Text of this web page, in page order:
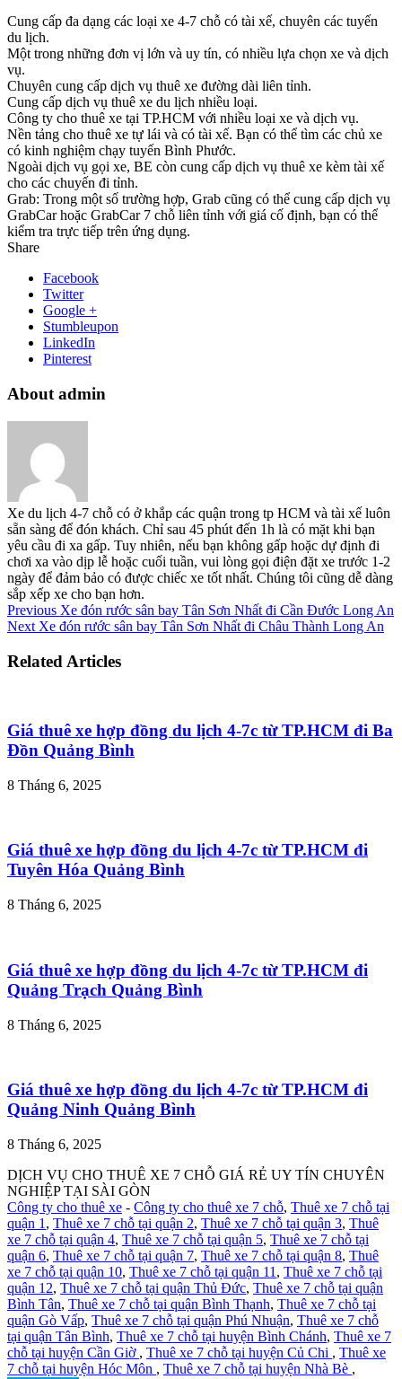
Cung cấp đa dạng các loại xe 4-7 chỗ có tài xế, chuyên các tuyến
du lịch.
Một trong những đơn vị lớn và uy tín, có nhiều lựa chọn xe và dịch
vụ.
Chuyên cung cấp dịch vụ thuê xe đường dài liên tỉnh.
Cung cấp dịch vụ thuê xe du lịch nhiều loại.
Công ty cho thuê xe tại TP.HCM với nhiều loại xe và dịch vụ.
Nền tảng cho thuê xe tự lái và có tài xế. Bạn có thể tìm các chủ xe
có kinh nghiệm chạy tuyến Bình Phước.
Ngoài dịch vụ gọi xe, BE còn cung cấp dịch vụ thuê xe kèm tài xế
cho các chuyến đi tỉnh.
Grab: Trong một số trường hợp, Grab cũng có thể cung cấp dịch vụ
GrabCar hoặc GrabCar 7 chỗ liên tỉnh với giá cố định, bạn có thể
kiểm tra trực tiếp trên ứng dụng.
Share
Facebook
Twitter
Google +
Stumbleupon
LinkedIn
Pinterest
About admin
Xe du lịch 4-7 chỗ có ở khắp các quận trong tp HCM và tài xế luôn
sẵn sàng để đón khách. Chỉ sau 45 phút đến 1h là có mặt khi bạn
yêu cầu đi xa gấp. Tuy nhiên, nếu bạn không gấp hoặc dự định đi
chơi xa vào dịp lễ hoặc cuối tuần, vui lòng gọi điện đặt xe trước 1-2
ngày để đảm bảo có được chiếc xe tốt nhất. Chúng tôi cũng dễ dàng
sắp xếp xe cho bạn hơn.
Previous Xe đón rước sân bay Tân Sơn Nhất đi Cần Đước Long An
Next Xe đón rước sân bay Tân Sơn Nhất đi Châu Thành Long An
Related Articles
Giá thuê xe hợp đồng du lịch 4-7c từ TP.HCM đi Ba
Đồn Quảng Bình
8 Tháng 6, 2025
Giá thuê xe hợp đồng du lịch 4-7c từ TP.HCM đi
Tuyên Hóa Quảng Bình
8 Tháng 6, 2025
Giá thuê xe hợp đồng du lịch 4-7c từ TP.HCM đi
Quảng Trạch Quảng Bình
8 Tháng 6, 2025
Giá thuê xe hợp đồng du lịch 4-7c từ TP.HCM đi
Quảng Ninh Quảng Bình
8 Tháng 6, 2025
DỊCH VỤ CHO THUÊ XE 7 CHỖ GIÁ RẺ UY TÍN CHUYÊN
NGHIỆP TẠI SÀI GÒN
Công ty cho thuê xe - Công ty cho thuê xe 7 chỗ, Thuê xe 7 chỗ tại
quận 1 , Thuê xe 7 chỗ tại quận 2, Thuê xe 7 chỗ tại quận 3, Thuê
xe 7 chỗ tại quận 4, Thuê xe 7 chỗ tại quận 5, Thuê xe 7 chỗ tại
quận 6, Thuê xe 7 chỗ tại quận 7, Thuê xe 7 chỗ tại quận 8, Thuê
xe 7 chỗ tại quận 10, Thuê xe 7 chỗ tại quận 11 , Thuê xe 7 chỗ tại
quận 12, Thuê xe 7 chỗ tại quận Thủ Đức, Thuê xe 7 chỗ tại quận
Bình Tân, Thuê xe 7 chỗ tại quận Bình Thạnh, Thuê xe 7 chỗ tại
quận Gò Vấp, Thuê xe 7 chỗ tại quận Phú Nhuận, Thuê xe 7 chỗ
tại quận Tân Bình, Thuê xe 7 chỗ tại huyện Bình Chánh, Thuê xe 7
chỗ tại huyện Cần Giờ , Thuê xe 7 chỗ tại huyện Củ Chi , Thuê xe
7 chỗ tại huyện Hóc Môn , Thuê xe 7 chỗ tại huyện Nhà Bè ,